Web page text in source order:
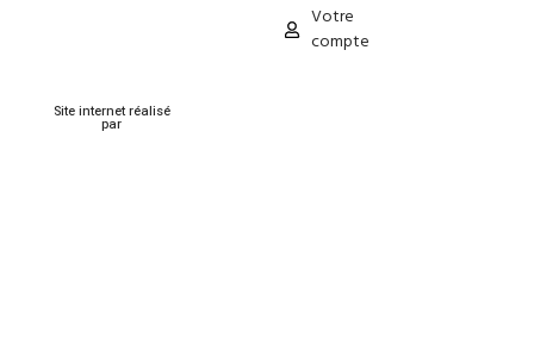
Votre
compte
Site internet réalisé
par